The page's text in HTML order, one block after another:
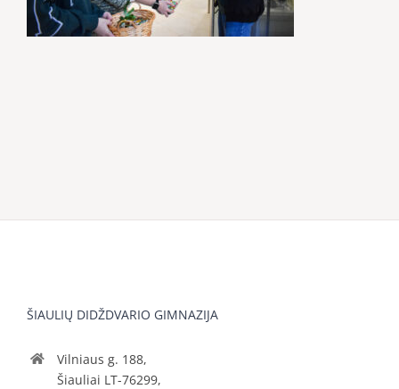
ŠIAULIŲ DIDŽDVARIO GIMNAZIJA
Vilniaus g. 188,
Šiauliai LT-76299,